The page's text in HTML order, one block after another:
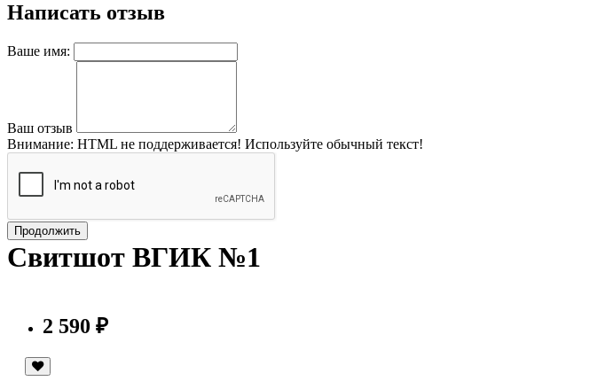
Написать отзыв
Ваше имя:
Ваш отзыв
Внимание: HTML не поддерживается! Используйте обычный текст!
Продолжить
Свитшот ВГИК №1
2 590 ₽